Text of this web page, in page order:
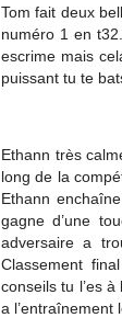
Tom fait deux
numéro 1 en
escrime mais
puissant tu te
Ethann très
long de la
Ethann
gagne d’une
adversaire a
Classement
conseils tu l’es
a l’entraînement